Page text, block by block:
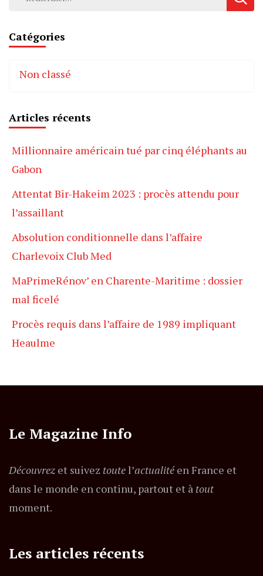
Catégories
Non classé
Articles récents
Millionnaire américain tué par cinq éléphants au
Gabon
Attentat Bir-Hakeim 2023 : procès attendu pour
l’assaillant
Absolution conditionnelle dans l’affaire
Charlevoix Club Med
MaPrimeRénov’ en Charente-Maritime : dossier
mal ficelé
Procès requis dans l’affaire de 1989 impliquant
Heaulme
Le Magazine Info
Découvrez et suivez toutel’actualitéen France et
dans le monde en continu, partout et à tout
moment.
Les articles récents